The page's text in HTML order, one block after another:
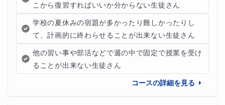
こから復習すればいいか分からない生徒さん
学校の夏休みの宿題が多かったり難しかったりし
て、計画的に終わらせることが出来ない生徒さん
他の習い事や部活などで週の中で固定で授業を受け
ることが出来ない生徒さん
コースの詳細を見る